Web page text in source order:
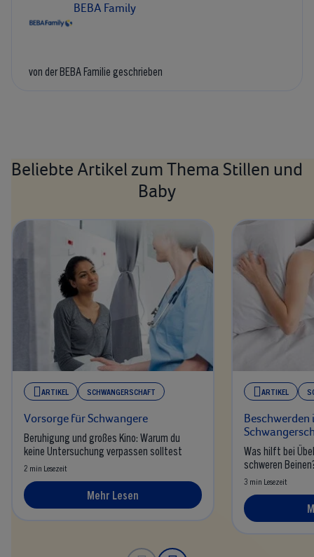
BEBA Family
von der BEBA Familie geschrieben
Beliebte Artikel zum Thema Stillen und
Baby
ARTIKEL SCHWANGERSCHAFT
Vorsorge für Schwangere
Beruhigung und großes Kino: Warum du
keine Untersuchung verpassen solltest
2 min Lesezeit
Mehr Lesen
ARTIKEL
Beschwerden
Was hilft bei
schweren
3 min Lesezeit